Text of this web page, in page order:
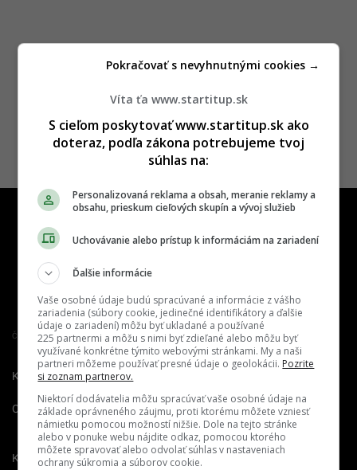
Člen združenia IAB Slovakia
Kontakt Inzercia
O nás Redakcia
Nahlásiť
chybu
Kariéra
Víta ťa www.startitup.sk
S cieľom poskytovať www.startitup.sk ako
doteraz, podľa zákona potrebujeme tvoj
súhlas na:
Personalizovaná reklama a obsah, meranie reklamy a
obsahu, prieskum cieľových skupín a vývoj služieb
Uchovávanie alebo prístup k informáciám na zariadení
Ďalšie informácie
Vaše osobné údaje budú spracúvané a informácie z vášho
zariadenia (súbory cookie, jedinečné identifikátory a ďalšie
údaje o zariadení) môžu byť ukladané a používané
225 partnermi a môžu s nimi byť zdieľané alebo môžu byť
využívané konkrétne týmito webovými stránkami. My a naši
partneri môžeme používať presné údaje o geolokácii. Pozrite
si zoznam partnerov.
Niektorí dodávatelia môžu spracúvať vaše osobné údaje na
základe oprávneného záujmu, proti ktorému môžete vzniesť
námietku pomocou možností nižšie. Dole na tejto stránke
alebo v ponuke webu nájdite odkaz, pomocou ktorého
môžete spravovať alebo odvolať súhlas v nastaveniach
ochrany súkromia a súborov cookie.
Pokračovať s nevyhnutnými cookies →